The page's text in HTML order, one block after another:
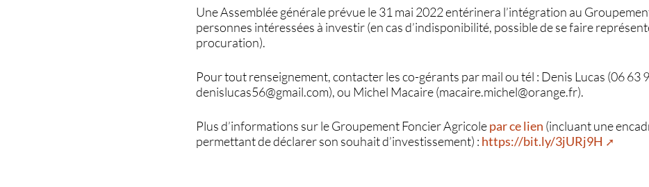
Une Assemblée générale prévue le 31 mai 2022 entérinera l’intégration au
personnes intéressées à investir (en cas d’indisponibilité, possible de se faire
procuration).
Pour tout renseignement, contacter les co-gérants par mail ou tél : Denis Lucas (06 63
denislucas56@gmail.com), ou Michel Macaire (macaire.michel@orange.fr).
Plus d’informations sur le Groupement Foncier Agricolepar ce lien (incluant une
permettant de déclarer son souhait d’investissement) : https://bit.ly/3jURj9H